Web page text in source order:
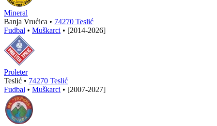
Mineral
Banja Vrućica • 74270 Teslić
Fudbal • Muškarci • [2014-2026]
Proleter
Teslić • 74270 Teslić
Fudbal • Muškarci • [2007-2027]